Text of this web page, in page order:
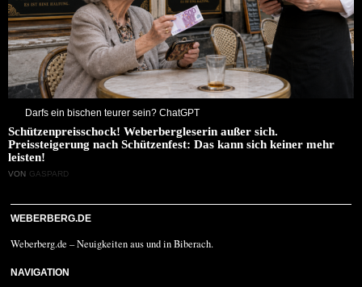
Darfs ein bischen teurer sein? ChatGPT
Schützenpreisschock! Weberbergleserin außer sich.
Preissteigerung nach Schützenfest: Das kann sich keiner mehr
leisten!
VON GASPARD
WEBERBERG.DE
Weberberg.de – Neuigkeiten aus und in Biberach.
NAVIGATION